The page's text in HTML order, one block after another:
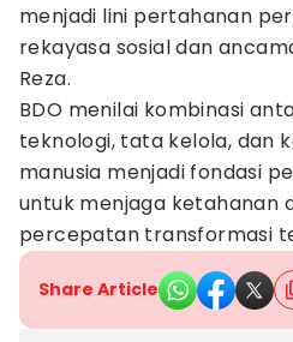
menjadi lini pertahanan
rekayasa sosial dan
Reza.
BDO menilai kombinasi
teknologi, tata kelola, dan
manusia menjadi fondasi
untuk menjaga ketahanan
percepatan transformasi
Share Article